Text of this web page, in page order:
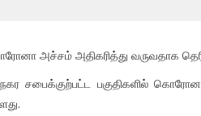
அச்சம் அதிகரித்து வருவதாக
சபைக்குற்பட்ட பகுதிகளில்